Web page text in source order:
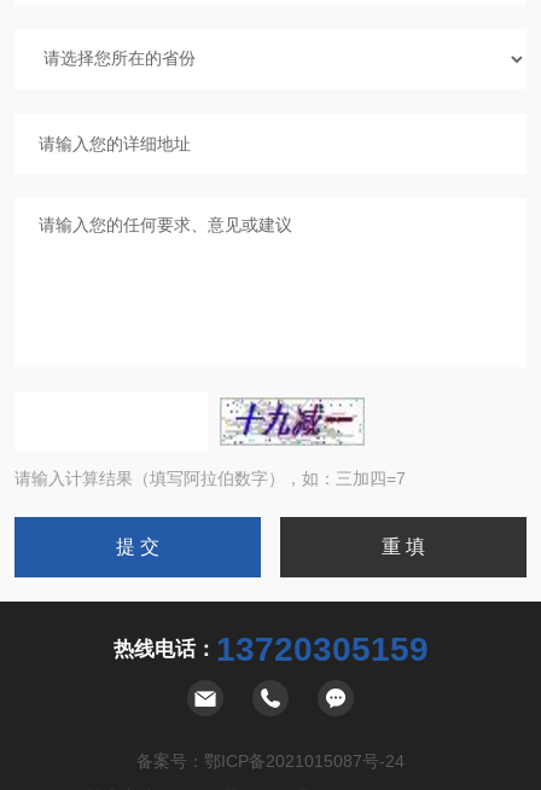
请输入计算结果（填写阿拉伯数字），如：三加四=7
热线电话： 13720305159
备案号： 鄂ICP备2021015087号-24